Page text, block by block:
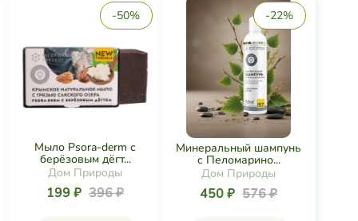
-50%
Мыло Psora-derm с
берёзовым дёгт...
Дом Природы
199 ₽ 396 ₽
-22%
Минеральный шампунь
с Пеломарино...
Дом Природы
450 ₽ 576 ₽